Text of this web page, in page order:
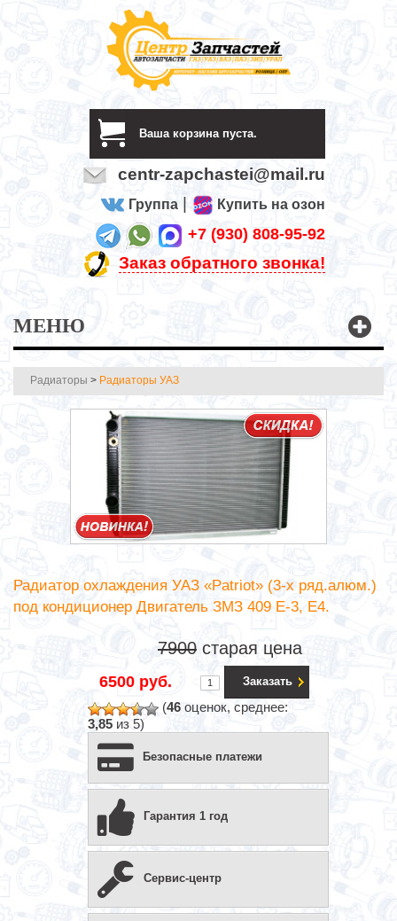
Ваша корзина пуста.
centr-zapchastei@mail.ru
Группа Купить на озон
+7 (930) 808-95-92
Заказ обратного звонка!
МЕНЮ
Радиаторы > Радиаторы УАЗ
Радиатор охлаждения УАЗ «Patriot» (3-х ряд.алюм.)
под кондиционер Двигатель ЗМЗ 409 Е-3, Е4.
7900 старая цена
6500 руб. Заказать
(46 оценок, среднее:
3,85 из 5)
Безопасные платежи
Гарантия 1 год
Сервис-центр